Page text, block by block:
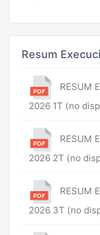
Resum
RESUM
2026 1T (no
RESUM
2026 2T (no
RESUM
2026 3T (no